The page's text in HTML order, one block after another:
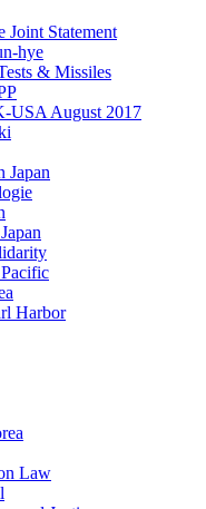
Joint Statement
hye
& Missiles
USA August 2017
Japan
Harbor
Law